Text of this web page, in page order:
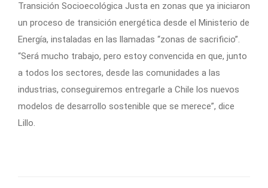
Transición Socioecológica Justa en zonas que ya iniciaron
un proceso de transición energética desde el Ministerio de
Energía, instaladas en las llamadas “zonas de sacrificio”.
“Será mucho trabajo, pero estoy convencida en que, junto
a todos los sectores, desde las comunidades a las
industrias, conseguiremos entregarle a Chile los nuevos
modelos de desarrollo sostenible que se merece”, dice
Lillo.